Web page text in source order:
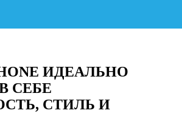
ИДЕАЛЬНО
СЕБЕ
СТИЛЬ И